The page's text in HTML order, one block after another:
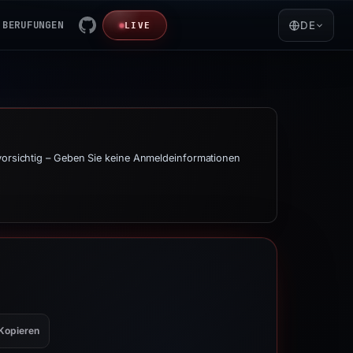
BERUFUNGEN LIVE DE
– Geben Sie keine Anmeldeinformationen